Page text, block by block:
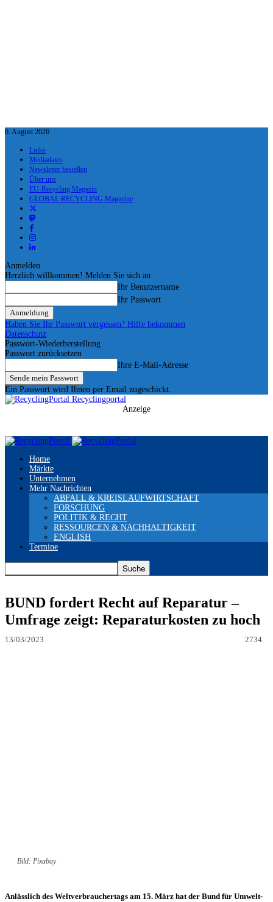
6. August 2026
Links
Mediadaten
Newsletter bestellen
Über uns
EU-Recycling Magazin
GLOBAL RECYCLING Magazine
Anmelden
Herzlich willkommen! Melden Sie sich an
Ihr Benutzername
Ihr Passwort
Haben Sie Ihr Passwort vergessen? Hilfe bekommen
Datenschutz
Passwort-Wiederherstellung
Passwort zurücksetzen
Ihre E-Mail-Adresse
Ein Passwort wird Ihnen per Email zugeschickt.
Recyclingportal
Anzeige
Home
Märkte
Unternehmen
Mehr Nachrichten
ABFALL & KREISLAUFWIRTSCHAFT
FORSCHUNG
POLITIK & RECHT
RESSOURCEN & NACHHALTIGKEIT
ENGLISH
Termine
BUND fordert Recht auf Reparatur –
Umfrage zeigt: Reparaturkosten zu hoch
13/03/2023 2734
Bild: Pixabay
Anlässlich des Weltverbrauchertags am 15. März hat der Bund für Umwelt-